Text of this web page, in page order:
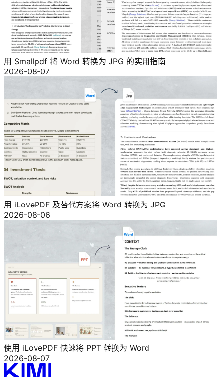
用 Smallpdf 将 Word 转换为 JPG 的实用指南
2026-08-07
用 iLovePDF 及替代方案将 Word 转换为 JPG
2026-08-06
使用 iLovePDF 快速将 PPT 转换为 Word
2026-08-07